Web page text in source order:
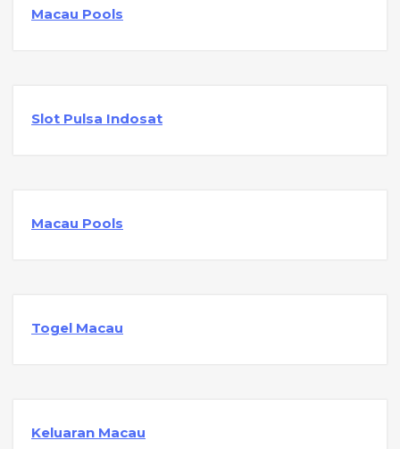
Macau Pools
Slot Pulsa Indosat
Macau Pools
Togel Macau
Keluaran Macau